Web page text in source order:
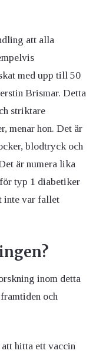
att alla
med upp till 50
Brismar. Detta
striktare
menar hon. Det är
blodtryck och
är numera lika
typ 1 diabetiker
inte var fallet
inom detta
och
hitta ett vaccin